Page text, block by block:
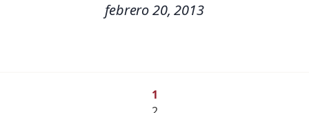
febrero 20, 2013
1